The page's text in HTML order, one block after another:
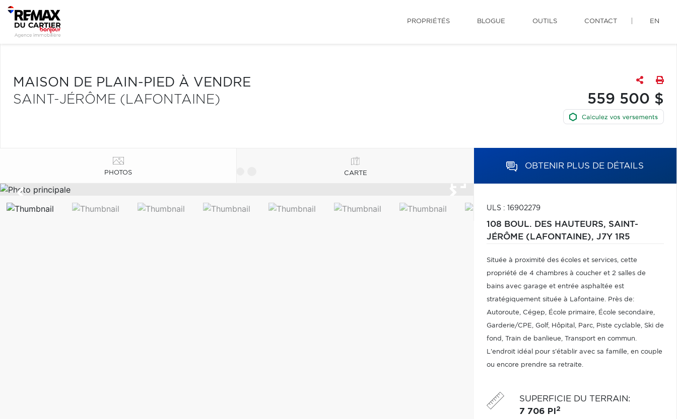
PROPRIÉTÉS BLOGUE OUTILS CONTACT EN
MAISON DE PLAIN-PIED À VENDRE
SAINT-JÉRÔME (LAFONTAINE)
559 500 $
PHOTOS CARTE
OBTENIR PLUS DE DÉTAILS
ULS : 16902279
108 BOUL. DES HAUTEURS, SAINT-
JÉRÔME (LAFONTAINE), J7Y 1R5
Située à proximité des écoles et services, cette
propriété de 4 chambres à coucher et 2 salles de
bains avec garage et entrée asphaltée est
stratégiquement située à Lafontaine. Près de:
Autoroute, Cégep, École primaire, École secondaire,
Garderie/CPE, Golf, Hôpital, Parc, Piste cyclable, Ski de
fond, Train de banlieue, Transport en commun.
L'endroit idéal pour s'établir avec sa famille, en couple
ou encore prendre sa retraite.
SUPERFICIE DU TERRAIN:
7 706 PI 2